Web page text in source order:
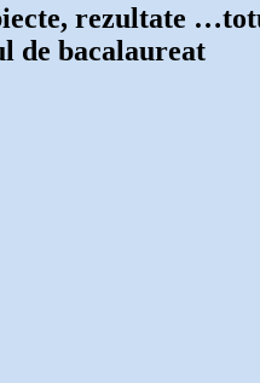
rezultate
de bacalaureat